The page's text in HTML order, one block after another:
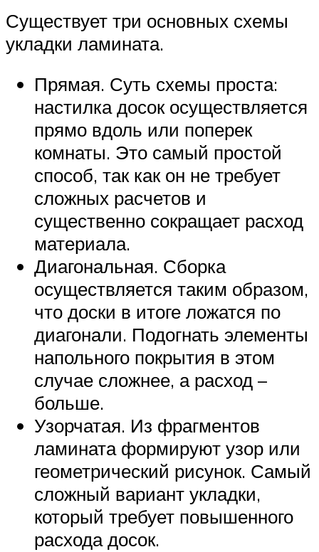
Существует три основных схемы
укладки ламината.
Прямая. Суть схемы проста:
настилка досок осуществляется
прямо вдоль или поперек
комнаты. Это самый простой
способ, так как он не требует
сложных расчетов и
существенно сокращает расход
материала.
Диагональная. Сборка
осуществляется таким образом,
что доски в итоге ложатся по
диагонали. Подогнать элементы
напольного покрытия в этом
случае сложнее, а расход –
больше.
Узорчатая. Из фрагментов
ламината формируют узор или
геометрический рисунок. Самый
сложный вариант укладки,
который требует повышенного
расхода досок.